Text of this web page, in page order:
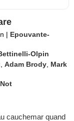
| Epouvante-
Olpin
,Adam Brody Mark
cauchemar quand